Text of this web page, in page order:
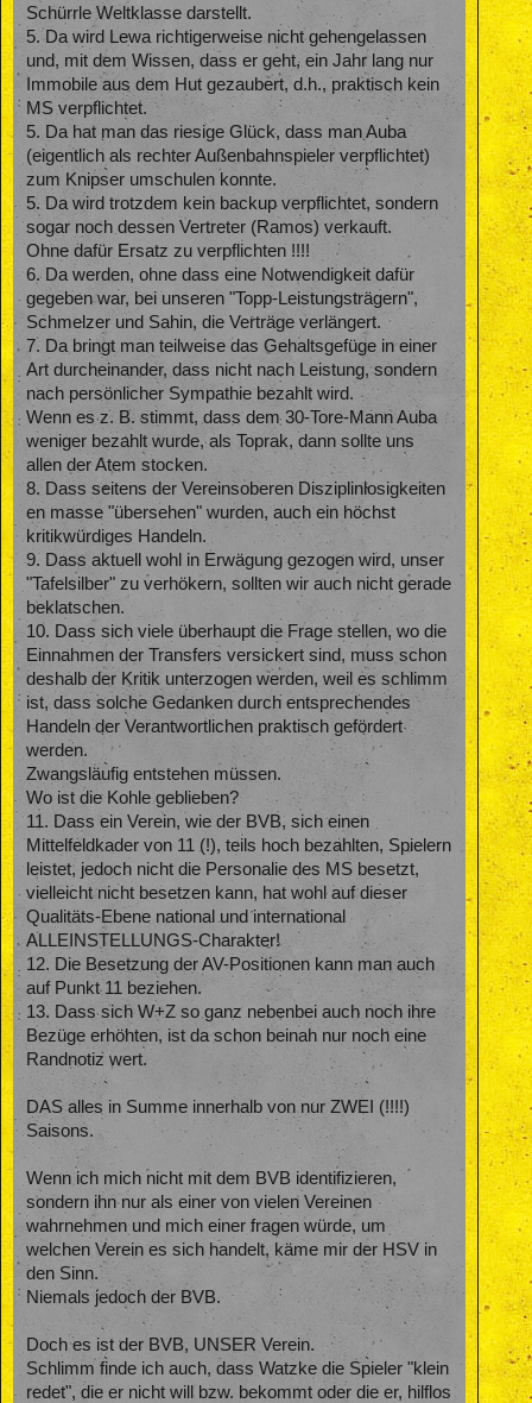
Da freuen sich hier Leute, dass Auba weg ist. So ein
Schwachsinn. Man hätte, von Anfang an anders und
konsequenter mit ihm umgehen müssen, dann hätte man
auch die Eskapaden in den Griff bekommen. Sportlich
gesehen, fehlt ein Spieler, wie Auba natürlich - wie kann man
das denn leugnen ? Ein MS, der mal eben, verlässlich über
30 Tore in einer Saison macht ? Halloooo ...
Zumindestens hätte man, nachdem Auba dem Verein auch
noch ein Riesengewinn gemacht hat ( auch dafür gibt es
keine Anerkennung ), einen Teil des Geldes nehmen können,
um Batshuayi zu verpflichten.
Aber Nein. Batshuayi ist zu teuer und doch nicht so toll.
Als Batshuayi kam, haben ihn alle gefeiert. Jetzt, wo er doch
nicht kommt, heisst es von den selben Leuten, die jetzt Rapha
verfluchen, dass Batshuayi ja doch nicht so dolle gewesen
sei. Ist klar.
Auf welchem Niveau sprechen wir denn hier, dass wir Spieler,
wie Rapha und Batshuayi in die Wüste schicken ?
Sind wir Real Madrid ? Wir können von Glück reden, wenn
der BVB zukünftig Spieler verpflichten kann, die nur halb so
gut sind.
Ich bleibe dabei. Der BVB ( und damit Zorc und Watzke )
zeichnet sich aktuell durch eine desaströse Transfer Politik
aus, die dem Trainerchaos der letzten Saison, um nichts
nachsteht.
Schürrle Weltklasse darstellt.
5. Da wird Lewa richtigerweise nicht gehengelassen
und, mit dem Wissen, dass er geht, ein Jahr lang nur
Immobile aus dem Hut gezaubert, d.h., praktisch kein
MS verpflichtet.
5. Da hat man das riesige Glück, dass man Auba
(eigentlich als rechter Außenbahnspieler verpflichtet)
zum Knipser umschulen konnte.
5. Da wird trotzdem kein backup verpflichtet, sondern
sogar noch dessen Vertreter (Ramos) verkauft.
Ohne dafür Ersatz zu verpflichten !!!!
6. Da werden, ohne dass eine Notwendigkeit dafür
gegeben war, bei unseren "Topp-Leistungsträgern",
Schmelzer und Sahin, die Verträge verlängert.
7. Da bringt man teilweise das Gehaltsgefüge in einer
Art durcheinander, dass nicht nach Leistung, sondern
nach persönlicher Sympathie bezahlt wird.
Wenn es z. B. stimmt, dass dem 30-Tore-Mann Auba
weniger bezahlt wurde, als Toprak, dann sollte uns
allen der Atem stocken.
8. Dass seitens der Vereinsoberen Disziplinlosigkeiten
en masse "übersehen" wurden, auch ein höchst
kritikwürdiges Handeln.
9. Dass aktuell wohl in Erwägung gezogen wird, unser
"Tafelsilber" zu verhökern, sollten wir auch nicht gerade
beklatschen.
10. Dass sich viele überhaupt die Frage stellen, wo die
Einnahmen der Transfers versickert sind, muss schon
deshalb der Kritik unterzogen werden, weil es schlimm
ist, dass solche Gedanken durch entsprechendes
Handeln der Verantwortlichen praktisch gefördert
werden.
Zwangsläufig entstehen müssen.
Wo ist die Kohle geblieben?
11. Dass ein Verein, wie der BVB, sich einen
Mittelfeldkader von 11 (!), teils hoch bezahlten, Spielern
leistet, jedoch nicht die Personalie des MS besetzt,
vielleicht nicht besetzen kann, hat wohl auf dieser
Qualitäts-Ebene national und international
ALLEINSTELLUNGS-Charakter!
12. Die Besetzung der AV-Positionen kann man auch
auf Punkt 11 beziehen.
13. Dass sich W+Z so ganz nebenbei auch noch ihre
Bezüge erhöhten, ist da schon beinah nur noch eine
Randnotiz wert.
DAS alles in Summe innerhalb von nur ZWEI (!!!!)
Saisons.
Wenn ich mich nicht mit dem BVB identifizieren,
sondern ihn nur als einer von vielen Vereinen
wahrnehmen und mich einer fragen würde, um
welchen Verein es sich handelt, käme mir der HSV in
den Sinn.
Niemals jedoch der BVB.
Doch es ist der BVB, UNSER Verein.
Schlimm finde ich auch, dass Watzke die Spieler "klein
redet", die er nicht will bzw. bekommt oder die er, hilflos